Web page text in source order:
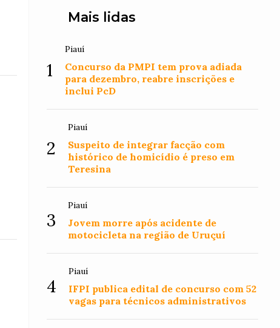
Mais lidas
1
Piauí
Concurso da PMPI tem prova adiada
para dezembro, reabre inscrições e
inclui PcD
2
Piauí
Suspeito de integrar facção com
histórico de homicídio é preso em
Teresina
3
Piauí
Jovem morre após acidente de
motocicleta na região de Uruçuí
4
Piauí
IFPI publica edital de concurso com 52
vagas para técnicos administrativos